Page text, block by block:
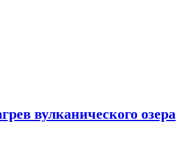
вулканического озера